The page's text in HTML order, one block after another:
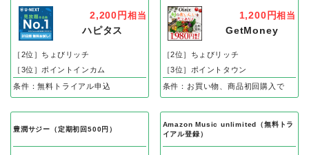
2,200円 相当
ハピタス
［2位］ちょびリッチ
［3位］ポイントインカム
条件：無料トライアル申込
1,200円相当
GetMoney
［2位］ちょびリッチ
［3位］ポイントタウン
条件：お買い物、商品初回購入で
豊潤サジー（定期初回500円）
Amazon Music unlimited（無料トラ
イアル登録）